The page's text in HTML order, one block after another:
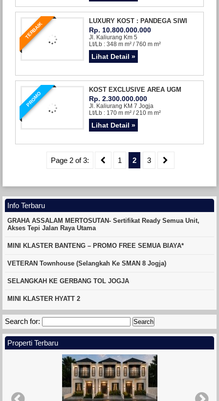
TERBAIK LUXURY KOST : PANDEGA SIWI
Rp. 10.800.000.000
Jl. Kaliurang Km 5
Lt/Lb : 348 m m² / 760 m m²
Lihat Detail »
PROMO
KOST EXCLUSIVE AREA UGM
Rp. 2.300.000.000
Jl. Kaliurang KM 7 Jogja
Lt/Lb : 170 m m² / 210 m m²
Lihat Detail »
Page 2 of 3: 1 2 3
Info Terbaru
GRAHA ASSALAM MERTOSUTAN- Sertifikat Ready Semua Unit,
Akses Tepi Jalan Raya Utama
MINI KLASTER BANTENG – PROMO FREE SEMUA BIAYA*
VETERAN Townhouse (Selangkah Ke SMAN 8 Jogja)
SELANGKAH KE GERBANG TOL JOGJA
MINI KLASTER HYATT 2
Search for:
Properti Terbaru